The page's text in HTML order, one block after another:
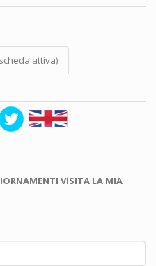
attiva)
VISITA LA MIA